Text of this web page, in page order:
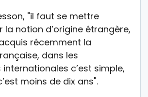
"il faut se mettre
la notion d’origine étrangère,
récemment la
dans les
c’est simple,
moins de dix ans".